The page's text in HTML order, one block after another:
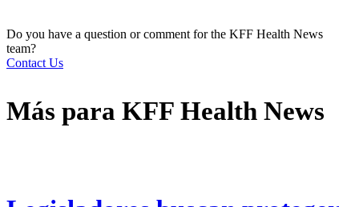
Do you have a question or comment for the KFF Health News
team?
Contact Us
Más para KFF Health News